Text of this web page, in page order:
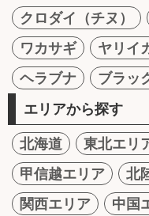
クロダイ（チヌ）
ワカサギ
ヤリイ
ヘラブナ
ブラッ
エリアから探す
北海道 東北エリ
甲信越エリア
北
関西エリア
中国